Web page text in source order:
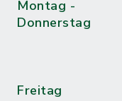
Montag -
Donnerstag
Freitag